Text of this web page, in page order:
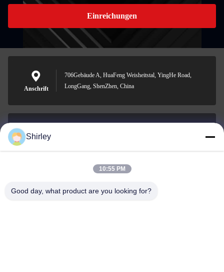
Einreichungen
Anschrift
706Gebäude A, HuaFeng Weisheitstal, YingHe Road,
LongGang, ShenZhen, China
E-Mail-Adresse
0086-18148506772
Shirley
10:55 PM
Good day, what product are you looking for?